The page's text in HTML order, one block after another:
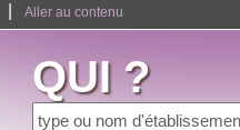
Aller au contenu
QUI ?